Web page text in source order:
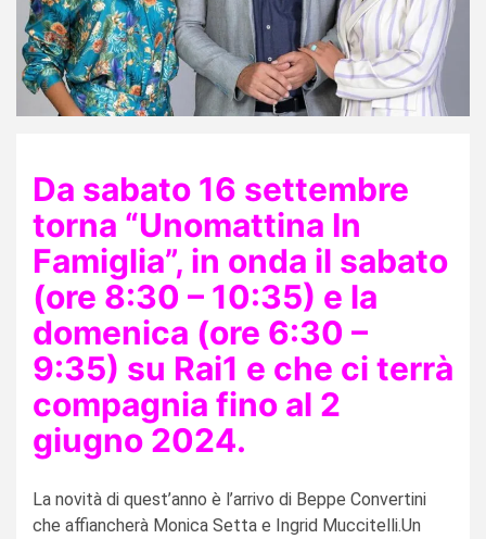
Da sabato 16 settembre
torna “Unomattina In
Famiglia”, in onda il sabato
(ore 8:30 – 10:35) e la
domenica (ore 6:30 –
9:35) su Rai1 e che ci terrà
compagnia fino al 2
giugno 2024.
La novità di quest’anno è l’arrivo di Beppe Convertini
che affiancherà Monica Setta e Ingrid Muccitelli.Un